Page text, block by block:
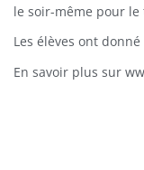
le soir-même pour
Les élèves ont
En savoir plus sur